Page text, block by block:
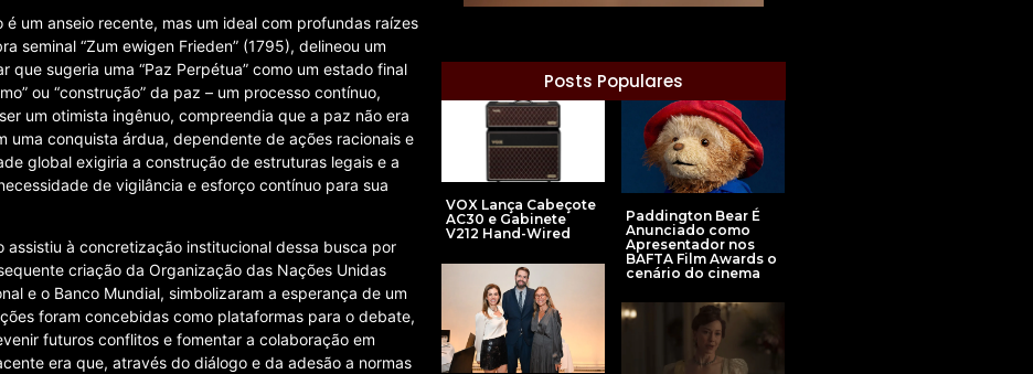
um anseio recente, mas um ideal com profundas raízes
seminal “Zum ewigen Frieden” (1795), delineou um
sugeria uma “Paz Perpétua” como um estado final
ou “construção” da paz – um processo contínuo,
um otimista ingênuo, compreendia que a paz não era
uma conquista árdua, dependente de ações racionais e
global exigiria a construção de estruturas legais e a
de vigilância e esforço contínuo para sua
à concretização institucional dessa busca por
criação da Organização das Nações Unidas
e o Banco Mundial, simbolizaram a esperança de um
foram concebidas como plataformas para o debate,
futuros conflitos e fomentar a colaboração em
era que, através do diálogo e da adesão a normas
Posts Populares
VOX Lança Cabeçote
AC30 e Gabinete
V212 Hand-Wired
Paddington Bear É
Anunciado como
Apresentador nos
BAFTA Film Awards o
cenário do cinema